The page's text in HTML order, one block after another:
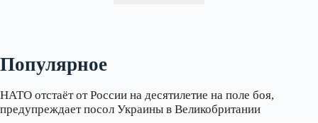
Популярное
НАТО отстаёт от России на десятилетие на поле боя,
предупреждает посол Украины в Великобритании